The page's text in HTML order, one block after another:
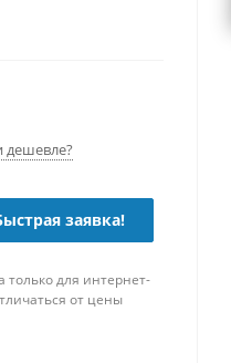
заявка!
только для интернет-
от цены